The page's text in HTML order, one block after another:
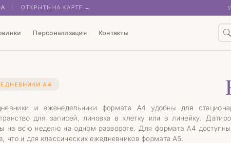
ОТКРЫТЬ НА КАРТЕ →
Персонализация Контакты
А4
и еженедельники формата А4 удобны для
для записей, линовка в клетку или в линейку.
на всю неделю на одном развороте. Для формата А4
что и для классических ежедневников формата А5.